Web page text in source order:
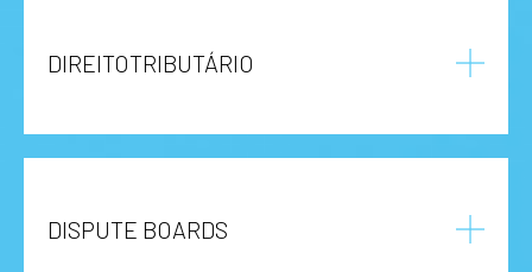
DIREITOTRIBUTÁRIO
DISPUTE BOARDS